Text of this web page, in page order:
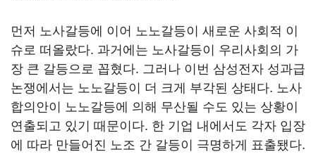
먼저 노사갈등에 이어 노노갈등이 새로운 사회적 이
슈로 떠올랐다. 과거에는 노사갈등이 우리사회의 가
장 큰 갈등으로 꼽혔다. 그러나 이번 삼성전자 성과급
논쟁에서는 노노갈등이 더 크게 부각된 상태다. 노사
합의안이 노노갈등에 의해 무산될 수도 있는 상황이
연출되고 있기 때문이다. 한 기업 내에서도 각자 입장
에 따라 만들어진 노조 간 갈등이 극명하게 표출됐다.